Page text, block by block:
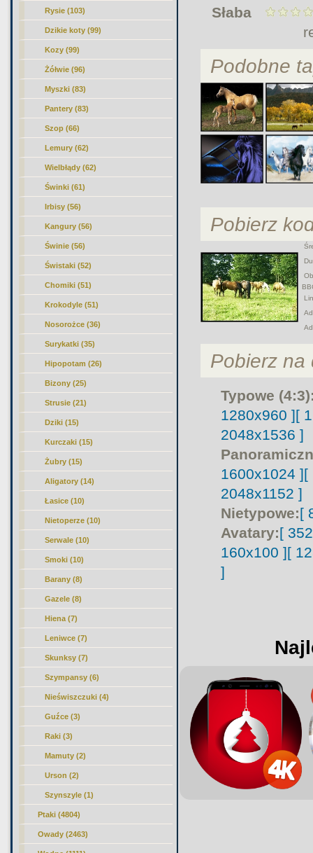
Rysie (103)
Dzikie koty (99)
Kozy (99)
Żółwie (96)
Myszki (83)
Pantery (83)
Szop (66)
Lemury (62)
Wielbłądy (62)
Świnki (61)
Irbisy (56)
Kangury (56)
Świnie (56)
Świstaki (52)
Chomiki (51)
Krokodyle (51)
Nosorożce (36)
Surykatki (35)
Hipopotam (26)
Bizony (25)
Strusie (21)
Dziki (15)
Kurczaki (15)
Żubry (15)
Aligatory (14)
Łasice (10)
Nietoperze (10)
Serwale (10)
Smoki (10)
Barany (8)
Gazele (8)
Hiena (7)
Leniwce (7)
Skunksy (7)
Szympansy (6)
Nieświszczuki (4)
Guźce (3)
Raki (3)
Mamuty (2)
Urson (2)
Szynszyle (1)
Ptaki (4804)
Owady (2463)
Słaba
Podobne
Pobierz
Pobierz na
Typowe
1280x960 ][
2048x1536 ]
1600x1024 ][
2048x1152 ]
Nietypowe:[
Avatary:[
160x100 ][
]